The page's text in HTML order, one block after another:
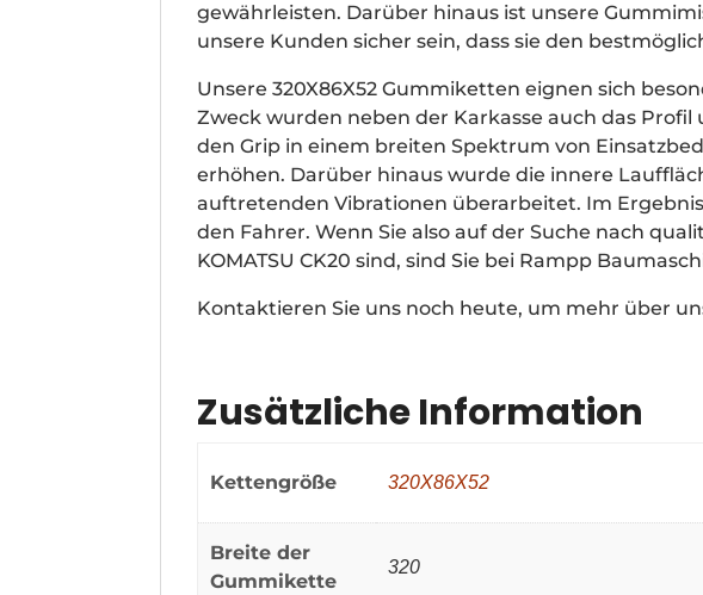
gewährleisten. Darüber hinaus ist unsere
unsere Kunden sicher sein, dass sie den
Unsere 320X86X52 Gummiketten eignen sich
Zweck wurden neben der Karkasse auch das
den Grip in einem breiten Spektrum von
erhöhen. Darüber hinaus wurde die innere
auftretenden Vibrationen überarbeitet. Im
den Fahrer. Wenn Sie also auf der Suche nach
KOMATSU CK20 sind, sind Sie bei Rampp
Kontaktieren Sie uns noch heute, um mehr über
Zusätzliche Information
Kettengröße 320X86X52
Breite der
Gummikette
320